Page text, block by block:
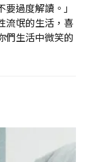
過度解讀。」
流氓的生活，喜
們生活中微笑的